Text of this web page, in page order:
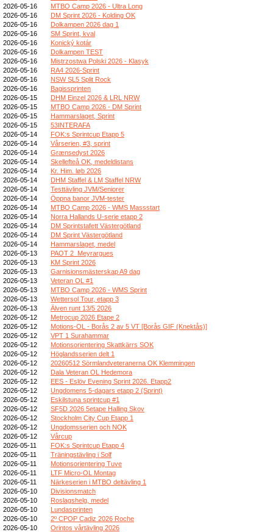
2026-05-16
MTBO Camp 2026 - Ultra Long
2026-05-16
DM Sprint 2026 - Kolding OK
2026-05-16
Dolkampen 2026 dag 1
2026-05-16
SM Sprint, kval
2026-05-16
Konický kotár
2026-05-16
Dolkampen TEST
2026-05-16
Mistrzostwa Polski 2026 - Klasyk
2026-05-16
RA4 2026-Sprint
2026-05-16
NSW SL5 Split Rock
2026-05-16
Bagissprinten
2026-05-15
DHM Einzel 2026 & LRL NRW
2026-05-15
MTBO Camp 2026 - DM Sprint
2026-05-15
Hammarslaget, Sprint
2026-05-15
53INTERAFA
2026-05-14
FOK:s Sprintcup Etapp 5
2026-05-14
Vårserien, #3, sprint
2026-05-14
Grænsedyst 2026
2026-05-14
Skellefteå OK, medeldistans
2026-05-14
Kr. Him. løb 2026
2026-05-14
DHM Staffel & LM Staffel NRW
2026-05-14
Testtävling JVM/Seniorer
2026-05-14
Öppna banor JVM-tester
2026-05-14
MTBO Camp 2026 - WMS Massstart
2026-05-14
Norra Hallands U-serie etapp 2
2026-05-14
DM Sprintstafett Västergötland
2026-05-14
DM Sprint Västergötland
2026-05-14
Hammarslaget, medel
2026-05-13
PAOT 2_Meyrargues
2026-05-13
KM Sprint 2026
2026-05-13
Garnisionsmästerskap A9 dag
2026-05-13
Veteran OL #1
2026-05-13
MTBO Camp 2026 - WMS Sprint
2026-05-13
Wettersol Tour, etapp 3
2026-05-13
Älven runt 13/5 2026
2026-05-12
Metrocup 2026 Etape 2
2026-05-12
Motions-OL - Borås 2 av 5 VT [Borås GIF (Knektås)]
2026-05-12
VPT 1 Surahammar
2026-05-12
Motionsorientering Skattkärrs SOK
2026-05-12
Höglandsserien delt 1
2026-05-12
20260512 Sörmlandveteranerna OK Klemmingen
2026-05-12
Dala Veteran OL Hedemora
2026-05-12
EES - Eslöv Evening Sprint 2026. Etapp2
2026-05-12
Ungdomens 5-dagars etapp 2 (Sprint)
2026-05-12
Eskilstuna sprintcup #1
2026-05-12
SF5D 2026 5etape Halling Skov
2026-05-12
Stockholm City Cup Etapp 1
2026-05-12
Ungdomsserien och NOK
2026-05-12
Vårcup
2026-05-11
FOK:s Sprintcup Etapp 4
2026-05-11
Träningstävling i Solf
2026-05-11
Motionsorientering Tuve
2026-05-11
LTF Micro-OL Montag
2026-05-11
Närkeserien i MTBO deltävling 1
2026-05-10
Divisionsmatch
2026-05-10
Roslagshelg, medel
2026-05-10
Lundasprinten
2026-05-10
2º CPOP Cadiz 2026 Roche
2026-05-10
Orintos vårtävling 2026